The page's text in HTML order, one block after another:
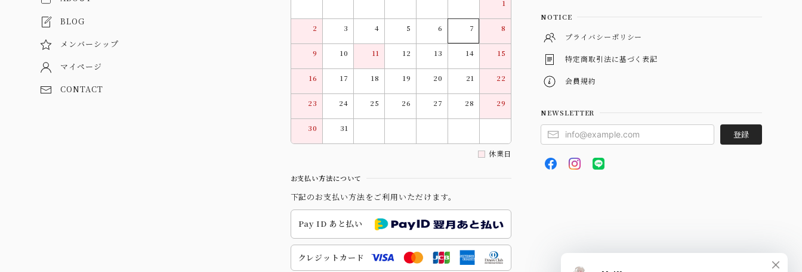
BLOG
メンバーシップ
マイページ
CONTACT
1
2 3 4 5 6 7 8
9 10 11 12 13 14 15
16 17 18 19 20 21 22
23 24 25 26 27 28 29
30 31
休業日
お支払い方法について
下記のお支払い方法をご利用いただけます。
Pay ID あと払い
クレジットカード
NOTICE
プライバシーポリシー
特定商取引法に基づく表記
会員規約
NEWSLETTER
登録